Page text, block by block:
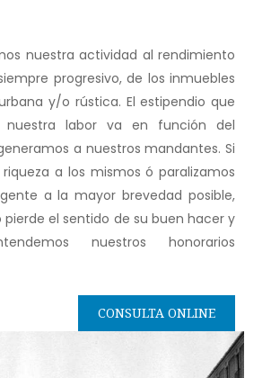
nuestra actividad al rendimiento
progresivo, de los inmuebles
y/o rústica. El estipendio que
nuestra labor va en función del
a nuestros mandantes. Si
a los mismos ó paralizamos
a la mayor brevedad posible,
el sentido de su buen hacer y
nuestros honorarios
CONSULTA ONLINE